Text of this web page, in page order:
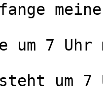
7 Uhr
um 7